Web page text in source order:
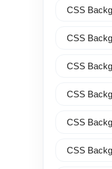
CSS
CSS
CSS
CSS
CSS
CSS